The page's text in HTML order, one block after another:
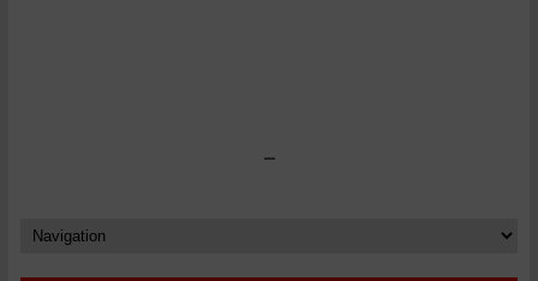
-